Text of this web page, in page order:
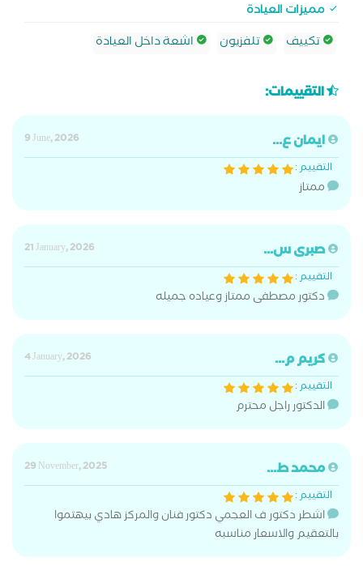
مميزات العيادة
تكييف
تلفزيون اشعة داخل العيادة
التقييمات:
ايمان ع...
9 June, 2026
التقييم :
ممتاز
صبرى س...
21 January, 2026
التقييم :
دكتور مصطفى ممتاز وعياده جميله
كريم م...
4 January, 2026
التقييم :
الدكتور راجل محترم
محمد ط...
29 November, 2025
التقييم :
اشطر دكتور ف العجمي دكتور فنان والمركز هادي بيهتموا
بالتعقيم والاسعار مناسبه